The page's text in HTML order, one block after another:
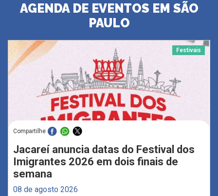
AGENDA DE EVENTOS EM SÃO
PAULO
Festivais
Compartilhe
Jacareí anuncia datas do Festival dos
Imigrantes 2026 em dois finais de
semana
08 de agosto 2026